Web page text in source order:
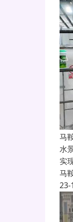
马
水
实
马
23-